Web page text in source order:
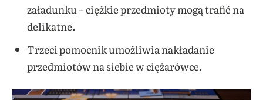
załadunku – ciężkie przedmioty mogą trafić na
delikatne.
Trzeci pomocnik umożliwia nakładanie
przedmiotów na siebie w ciężarówce.